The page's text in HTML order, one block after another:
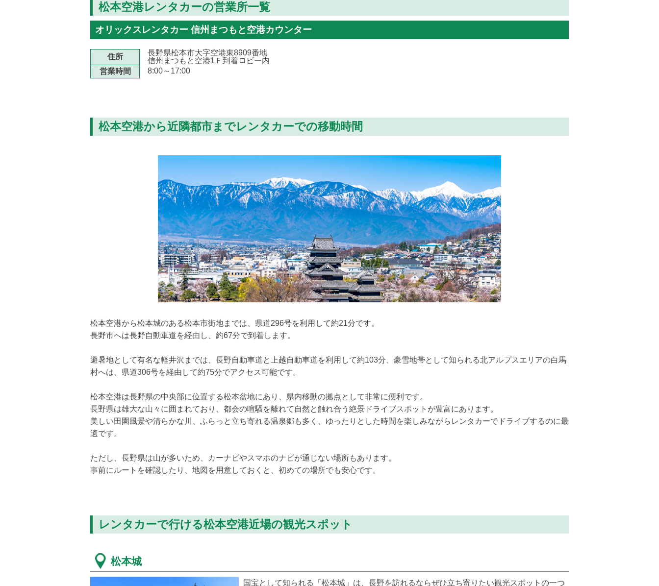
松本空港レンタカーの営業所一覧
オリックスレンタカー 信州まつもと空港カウンター
住所
長野県松本市大字空港東8909番地
信州まつもと空港1Ｆ到着ロビー内
営業時間
8:00～17:00
松本空港から近隣都市までレンタカーでの移動時間
松本空港から松本城のある松本市街地までは、県道296号を利用して約21分です。
長野市へは長野自動車道を経由し、約67分で到着します。
避暑地として有名な軽井沢までは、長野自動車道と上越自動車道を利用して約103分、豪雪地帯として知られる北アルプスエリアの白馬
村へは、県道306号を経由して約75分でアクセス可能です。
松本空港は長野県の中央部に位置する松本盆地にあり、県内移動の拠点として非常に便利です。
長野県は雄大な山々に囲まれており、都会の喧騒を離れて自然と触れ合う絶景ドライブスポットが豊富にあります。
美しい田園風景や清らかな川、ふらっと立ち寄れる温泉郷も多く、ゆったりとした時間を楽しみながらレンタカーでドライブするのに最
適です。
ただし、長野県は山が多いため、カーナビやスマホのナビが通じない場所もあります。
事前にルートを確認したり、地図を用意しておくと、初めての場所でも安心です。
レンタカーで行ける松本空港近場の観光スポット
松本城
国宝として知られる「松本城」は、長野を訪れるならぜひ立ち寄りたい観光スポットの一つ